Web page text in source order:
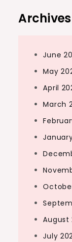
Archives
June
May
April
March
August
July